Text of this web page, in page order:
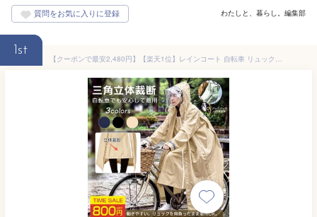
わたしと、暮らし。編集部
1st
【クーポンで最安2,480円】【楽天1位】レインコート 自転車 リュック対応 レディース メンズ ロング 丈 二重袖口 反射帯付き レインポンチョ おしゃれ 軽量 完全防水 撥水 カッパ 雨具 サイクル 通学 通勤 男女兼用 マスク付 三角マチ バイク 梅雨対策 台風 防災